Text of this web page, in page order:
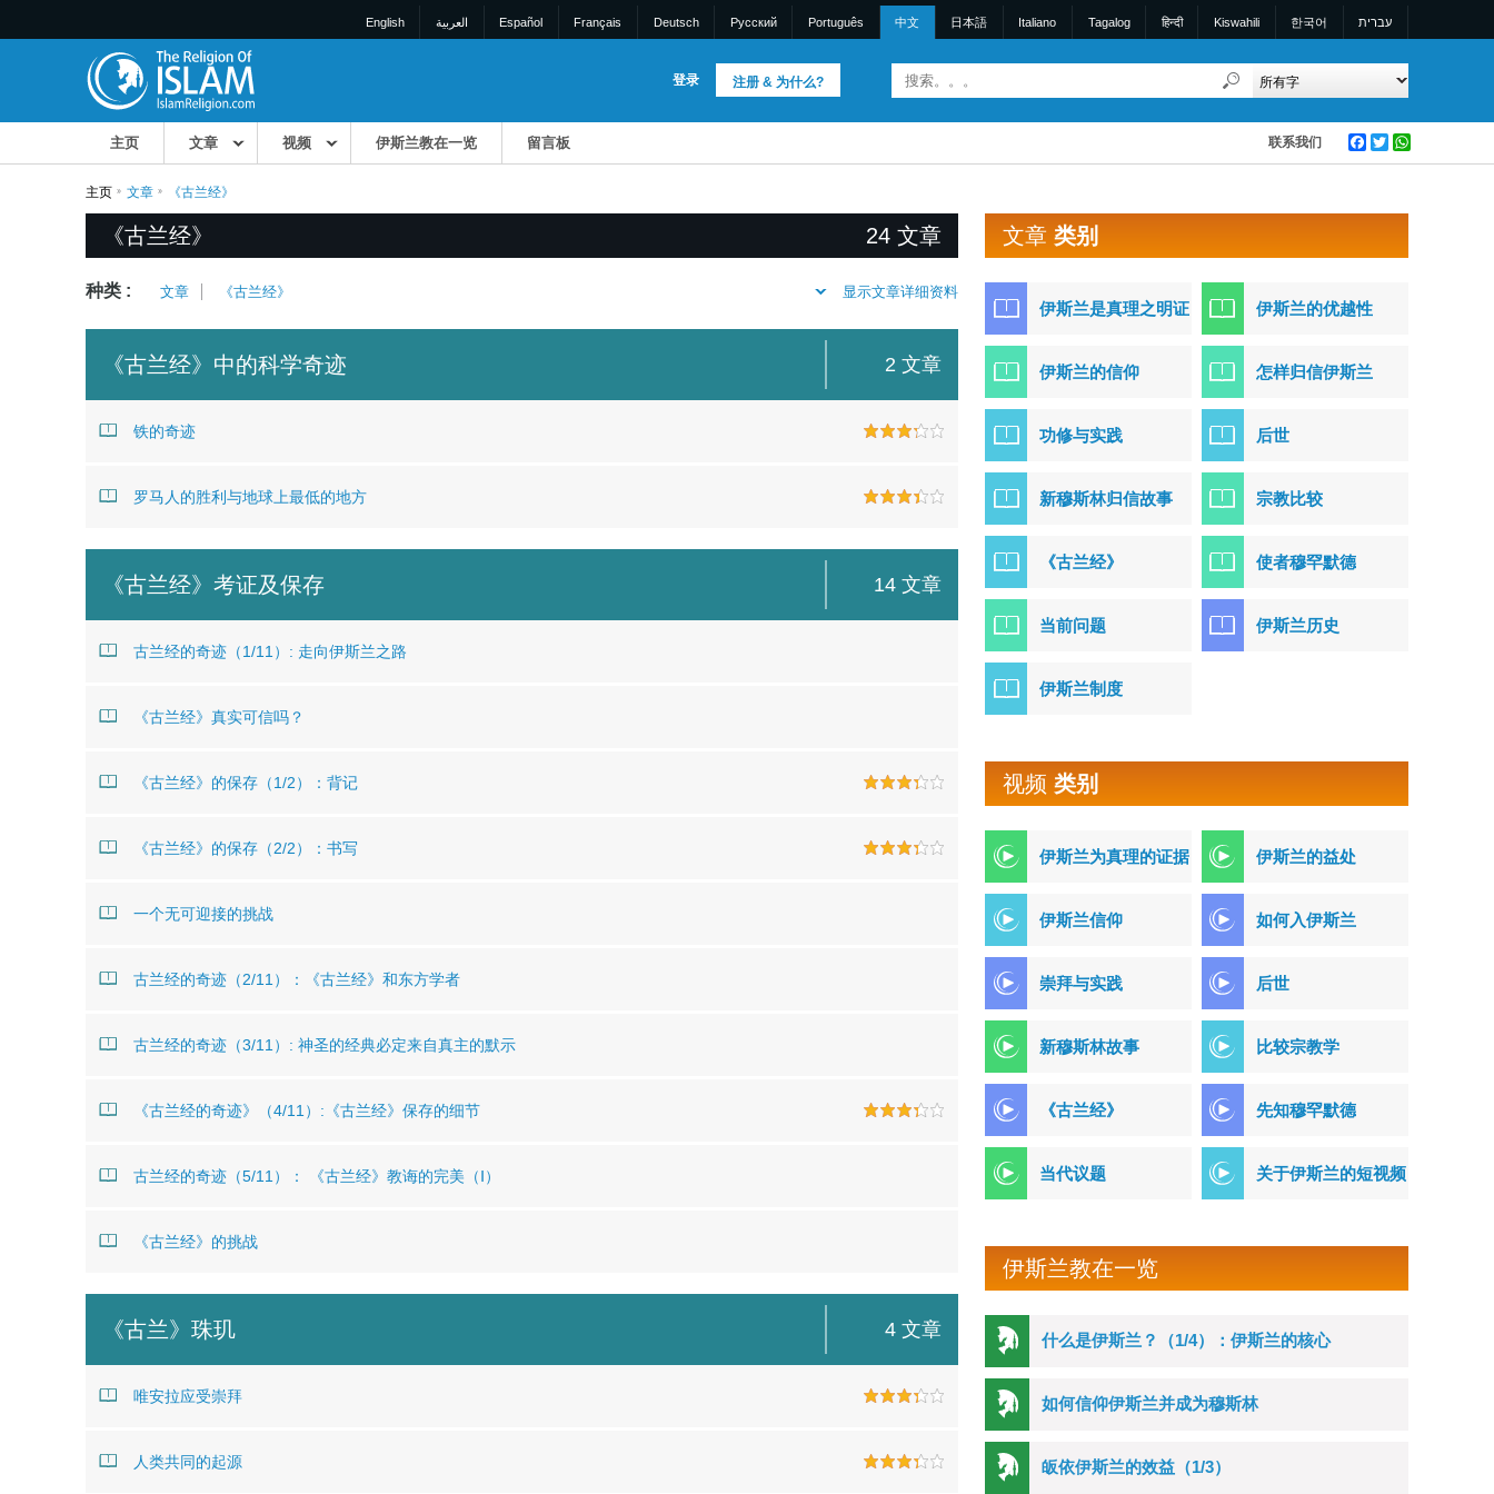
English العربية Español Français Deutsch Pусский Português 中文 日本語 Italiano Tagalog हिन्दी Kiswahili 한국어 עברית
注册 & 为什么?
登录
主页 文章 视频 伊斯兰教在一览 留言板 Facebook
Twitter
联系我们
主页 文章 《古兰经》
《古兰经》 24 文章
种类 : 文章 《古兰经》 显示文章详细资料
《古兰经》中的科学奇迹 2 文章
铁的奇迹
罗马人的胜利与地球上最低的地方
《古兰经》考证及保存 14 文章
古兰经的奇迹（1/11）: 走向伊斯兰之路
《古兰经》真实可信吗？
《古兰经》的保存（1/2）：背记
《古兰经》的保存（2/2）：书写
一个无可迎接的挑战
古兰经的奇迹（2/11）：《古兰经》和东方学者
古兰经的奇迹（3/11）: 神圣的经典必定来自真主的默示
《古兰经的奇迹》（4/11）:《古兰经》保存的细节
古兰经的奇迹（5/11）： 《古兰经》教诲的完美（Ⅰ）
《古兰经》的挑战
《古兰》珠玑 4 文章
唯安拉应受崇拜
人类共同的起源
文章类别
伊斯兰是真理之明证 伊斯兰的优越性
伊斯兰的信仰 怎样归信伊斯兰
功修与实践 后世
新穆斯林归信故事 宗教比较
《古兰经》 使者穆罕默德
当前问题 伊斯兰历史
伊斯兰制度
视频类别
伊斯兰为真理的证据 伊斯兰的益处
伊斯兰信仰 如何入伊斯兰
崇拜与实践 后世
新穆斯林故事 比较宗教学
《古兰经》 先知穆罕默德
当代议题 关于伊斯兰的短视频
伊斯兰教在一览
什么是伊斯兰？（1/4）：伊斯兰的核心
如何信仰伊斯兰并成为穆斯林
皈依伊斯兰的效益（1/3）